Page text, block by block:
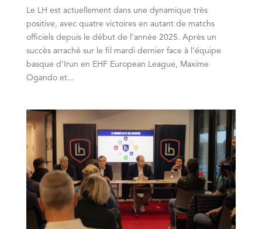
Le LH est actuellement dans une dynamique très
positive, avec quatre victoires en autant de matchs
officiels depuis le début de l’année 2025. Après un
succès arraché sur le fil mardi dernier face à l’équipe
basque d’Irun en EHF European League, Maxime
Ogando et...